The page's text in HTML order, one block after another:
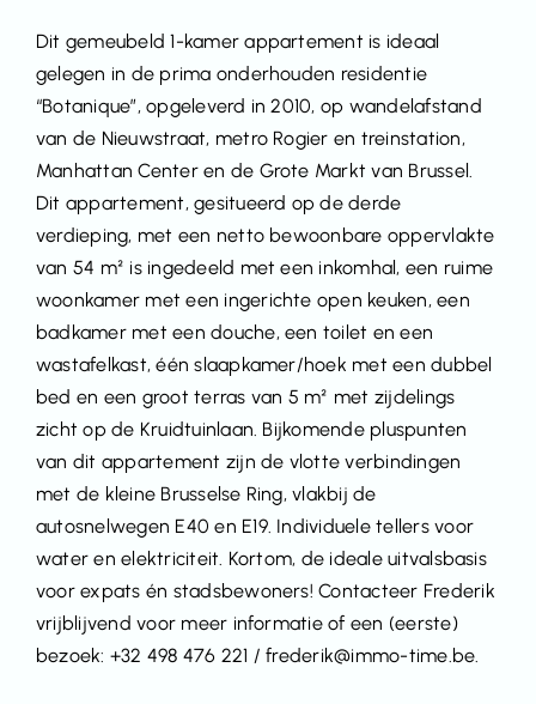
Dit gemeubeld 1-kamer appartement is ideaal
gelegen in de prima onderhouden residentie
“Botanique”, opgeleverd in 2010, op wandelafstand
van de Nieuwstraat, metro Rogier en treinstation,
Manhattan Center en de Grote Markt van Brussel.
Dit appartement, gesitueerd op de derde
verdieping, met een netto bewoonbare oppervlakte
van 54 m² is ingedeeld met een inkomhal, een ruime
woonkamer met een ingerichte open keuken, een
badkamer met een douche, een toilet en een
wastafelkast, één slaapkamer/hoek met een dubbel
bed en een groot terras van 5 m² met zijdelings
zicht op de Kruidtuinlaan. Bijkomende pluspunten
van dit appartement zijn de vlotte verbindingen
met de kleine Brusselse Ring, vlakbij de
autosnelwegen E40 en E19. Individuele tellers voor
water en elektriciteit. Kortom, de ideale uitvalsbasis
voor expats én stadsbewoners! Contacteer Frederik
vrijblijvend voor meer informatie of een (eerste)
bezoek: +32 498 476 221 / frederik@immo-time.be.